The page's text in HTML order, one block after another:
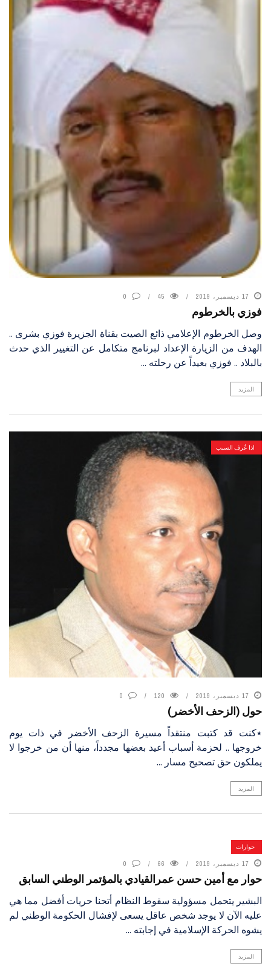
17 ديسمبر، 2019 45
0
فوزي بالخرطوم
وصل الخرطوم الإعلامي ذائع الصيت بقناة الجزيرة فوزي بشرى ..
الهدف من الزيارة الإعداد لبرنامج متكامل عن التغيير الذي حدث
بالبلاد .. فوزي بعيداً عن رحلته ...
المزيد
اذا عُرف السبب
17 ديسمبر، 2019 120
0
حول (الزحف الأخضر)
٭كنت قد كتبت منتقداً مسيرة الزحف الأخضر في ذات يوم
خروجها .. لحزمة أسباب أعيد بعضها مجدداً، منها أن من خرجوا لا
يملكون حق تصحيح مسار ...
المزيد
حوارات
17 ديسمبر، 2019 66
0
حوار مع أمين حسن عمرالقيادي بالمؤتمر الوطني السابق
البشير يتحمل مسؤولية سقوط النظام أتحنا حريات أفضل مما هي
عليه الآن لا يوجد شخص عاقل يسعى لإفشال الحكومة الوطني لم
يشوه الحركة الإسلامية في إجابته ...
المزيد